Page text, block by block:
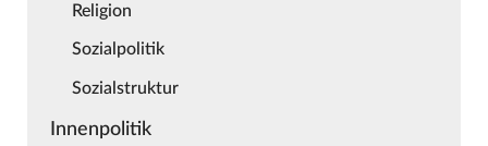
Religion
Sozialpolitik
Sozialstruktur
Innenpolitik